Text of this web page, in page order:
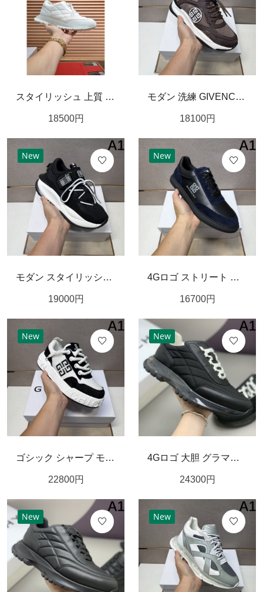
スタイリッシュ 上質 GIVENCHY ジバンシィ コピー スニーカー シャープ 高級感
18500円
モダン 洗練 GIVENCHY ジバンシィ コピー スニーカー 都会的 上品
18100円
New
モダン スタイリッシュ GIVENCHY ジバンシィ コピー スニーカー 都会的 洗練
19000円
New
4Gロゴ ストリート モード GIVENCHY ジバンシィ コピー カジュアルシューズ 洗練
16700円
New
ゴシック シャープ モノクロ GIVENCHY ジバンシィ コピー カジュアルシューズ クール
22800円
New
4Gロゴ 大胆 グラマラス GIVENCHY ジバンシィ コピー スニーカー 圧巻 魅力的 特別
24300円
New New